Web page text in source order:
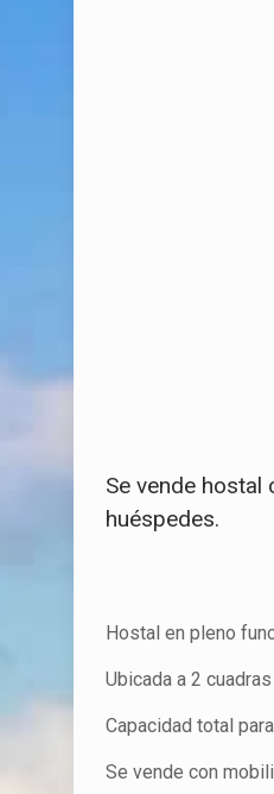
Se vende
huéspedes.
Hostal en pleno
Ubicada a 2
Capacidad total
Se vende con